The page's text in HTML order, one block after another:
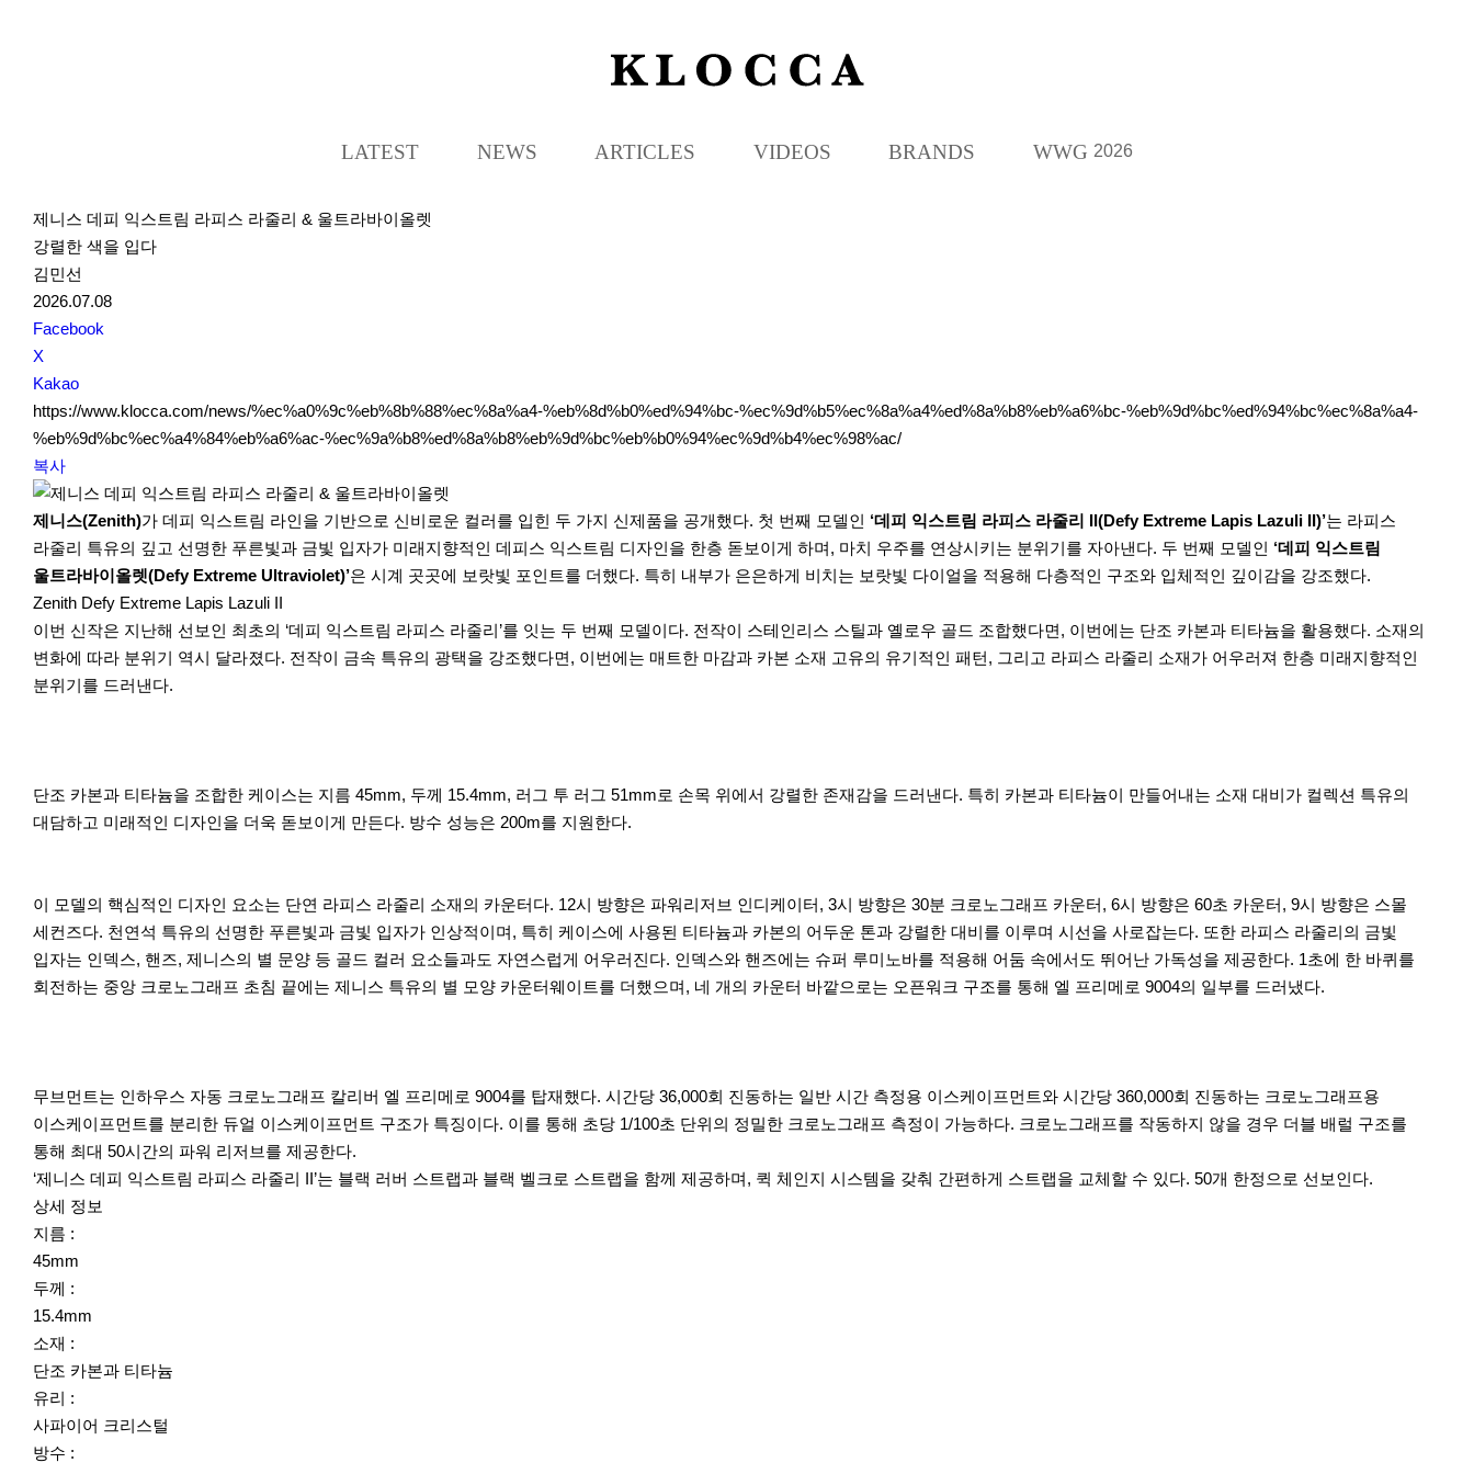
K
L
C
LATEST NEWS ARTICLES VIDEOS BRANDS WWG 2026
제니스 데피 익스트림 라피스 라줄리 & 울트라바이올렛
강렬한 색을 입다
김민선
2026.07.08
S
N
S
S
h
a
r
e
Facebook
X
Kakao
https://www.klocca.com/news/%ec%a0%9c%eb%8b%88%ec%8a%a4-%eb%8d%b0%ed%94%bc-%ec%9d%b5%ec%8a%a4%ed%8a%b8%eb%a6%bc-%eb%9d%bc%ed%94%bc%ec%8a%a4-
%eb%9d%bc%ec%a4%84%eb%a6%ac-%ec%9a%b8%ed%8a%b8%eb%9d%bc%eb%b0%94%ec%9d%b4%ec%98%ac/
복사
제니스(Zenith)가 데피 익스트림 라인을 기반으로 신비로운 컬러를 입힌 두 가지 신제품을 공개했다. 첫 번째 모델인 ‘데피 익스트림 라피스 라줄리 II(Defy Extreme Lapis Lazuli II)’는 라피스
라줄리 특유의 깊고 선명한 푸른빛과 금빛 입자가 미래지향적인 데피스 익스트림 디자인을 한층 돋보이게 하며, 마치 우주를 연상시키는 분위기를 자아낸다. 두 번째 모델인 ‘데피 익스트림
울트라바이올렛(Defy Extreme Ultraviolet)’은 시계 곳곳에 보랏빛 포인트를 더했다. 특히 내부가 은은하게 비치는 보랏빛 다이얼을 적용해 다층적인 구조와 입체적인 깊이감을 강조했다.
Zenith Defy Extreme Lapis Lazuli II
이번 신작은 지난해 선보인 최초의 ‘데피 익스트림 라피스 라줄리’를 잇는 두 번째 모델이다. 전작이 스테인리스 스틸과 옐로우 골드 조합했다면, 이번에는 단조 카본과 티타늄을 활용했다. 소재의
변화에 따라 분위기 역시 달라졌다. 전작이 금속 특유의 광택을 강조했다면, 이번에는 매트한 마감과 카본 소재 고유의 유기적인 패턴, 그리고 라피스 라줄리 소재가 어우러져 한층 미래지향적인
분위기를 드러낸다.
단조 카본과 티타늄을 조합한 케이스는 지름 45mm, 두께 15.4mm, 러그 투 러그 51mm로 손목 위에서 강렬한 존재감을 드러낸다. 특히 카본과 티타늄이 만들어내는 소재 대비가 컬렉션 특유의
대담하고 미래적인 디자인을 더욱 돋보이게 만든다. 방수 성능은 200m를 지원한다.
이 모델의 핵심적인 디자인 요소는 단연 라피스 라줄리 소재의 카운터다. 12시 방향은 파워리저브 인디케이터, 3시 방향은 30분 크로노그래프 카운터, 6시 방향은 60초 카운터, 9시 방향은 스몰
세컨즈다. 천연석 특유의 선명한 푸른빛과 금빛 입자가 인상적이며, 특히 케이스에 사용된 티타늄과 카본의 어두운 톤과 강렬한 대비를 이루며 시선을 사로잡는다. 또한 라피스 라줄리의 금빛
입자는 인덱스, 핸즈, 제니스의 별 문양 등 골드 컬러 요소들과도 자연스럽게 어우러진다. 인덱스와 핸즈에는 슈퍼 루미노바를 적용해 어둠 속에서도 뛰어난 가독성을 제공한다. 1초에 한 바퀴를
회전하는 중앙 크로노그래프 초침 끝에는 제니스 특유의 별 모양 카운터웨이트를 더했으며, 네 개의 카운터 바깥으로는 오픈워크 구조를 통해 엘 프리메로 9004의 일부를 드러냈다.
무브먼트는 인하우스 자동 크로노그래프 칼리버 엘 프리메로 9004를 탑재했다. 시간당 36,000회 진동하는 일반 시간 측정용 이스케이프먼트와 시간당 360,000회 진동하는 크로노그래프용
이스케이프먼트를 분리한 듀얼 이스케이프먼트 구조가 특징이다. 이를 통해 초당 1/100초 단위의 정밀한 크로노그래프 측정이 가능하다. 크로노그래프를 작동하지 않을 경우 더블 배럴 구조를
통해 최대 50시간의 파워 리저브를 제공한다.
‘제니스 데피 익스트림 라피스 라줄리 II’는 블랙 러버 스트랩과 블랙 벨크로 스트랩을 함께 제공하며, 퀵 체인지 시스템을 갖춰 간편하게 스트랩을 교체할 수 있다. 50개 한정으로 선보인다.
상세 정보
지름 :
45mm
두께 :
15.4mm
소재 :
단조 카본과 티타늄
유리 :
사파이어 크리스털
방수 :